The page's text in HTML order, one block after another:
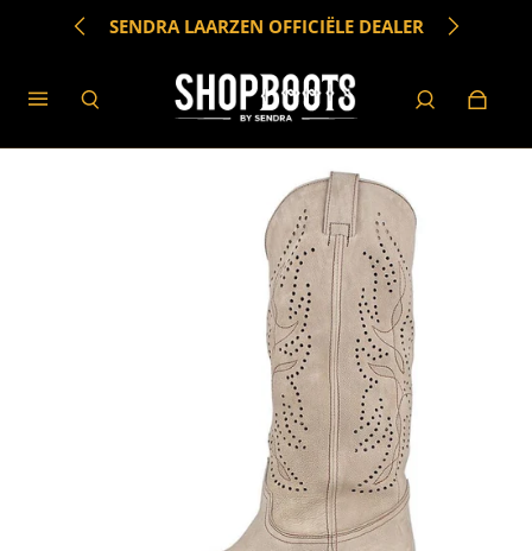
SENDRA LAARZEN OFFICIËLE DEALER